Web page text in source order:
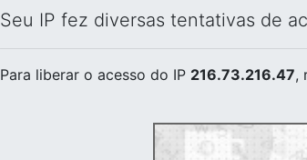
Seu IP fez diversas tentativas de
Para liberar o acesso do IP 216.73.216.47,